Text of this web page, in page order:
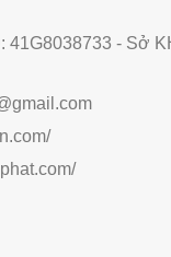
41G8038733 - Sở